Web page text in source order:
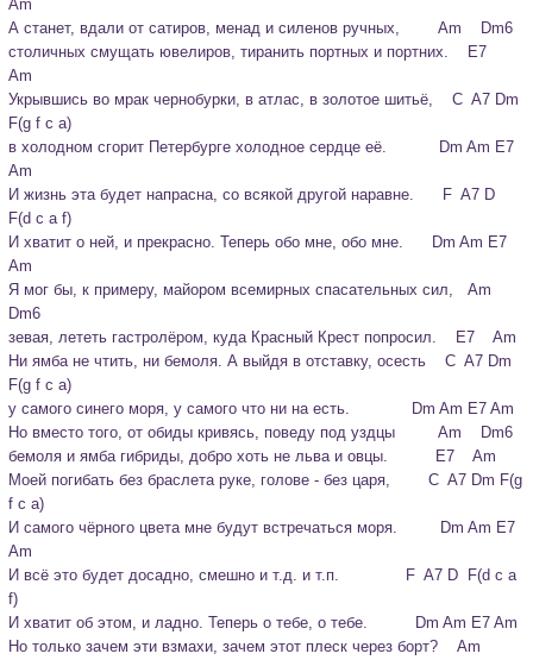
Am
А станет, вдали от сатиров, менад и силенов ручных,        Am    Dm6
столичных смущать ювелиров, тиранить портных и портних.    E7
Am
Укрывшись во мрак чернобурки, в атлас, в золотое шитьё,    C  A7 Dm
F(g f c a)
в холодном сгорит Петербурге холодное сердце её.           Dm Am E7
Am
И жизнь эта будет напрасна, со всякой другой наравне.      F  A7 D
F(d c a f)
И хватит о ней, и прекрасно. Теперь обо мне, обо мне.      Dm Am E7
Am
Я мог бы, к примеру, майором всемирных спасательных сил,   Am
Dm6
зевая, лететь гастролёром, куда Красный Крест попросил.    E7    Am
Ни ямба не чтить, ни бемоля. А выйдя в отставку, осесть    C  A7 Dm
F(g f c a)
у самого синего моря, у самого что ни на есть.             Dm Am E7 Am
Но вместо того, от обиды кривясь, поведу под уздцы         Am    Dm6
бемоля и ямба гибриды, добро хоть не льва и овцы.          E7    Am
Моей погибать без браслета руке, голове - без царя,        C  A7 Dm F(g
f c a)
И самого чёрного цвета мне будут встречаться моря.         Dm Am E7
Am
И всё это будет досадно, смешно и т.д. и т.п.              F  A7 D  F(d c a
f)
И хватит об этом, и ладно. Теперь о тебе, о тебе.          Dm Am E7 Am
Но только зачем эти взмахи, зачем этот плеск через борт?    Am